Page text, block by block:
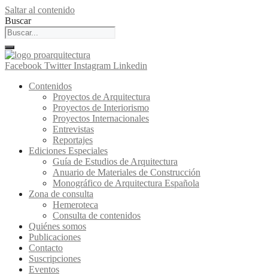
Saltar al contenido
Buscar
Facebook Twitter Instagram Linkedin
Contenidos
Proyectos de Arquitectura
Proyectos de Interiorismo
Proyectos Internacionales
Entrevistas
Reportajes
Ediciones Especiales
Guía de Estudios de Arquitectura
Anuario de Materiales de Construcción
Monográfico de Arquitectura Española
Zona de consulta
Hemeroteca
Consulta de contenidos
Quiénes somos
Publicaciones
Contacto
Suscripciones
Eventos